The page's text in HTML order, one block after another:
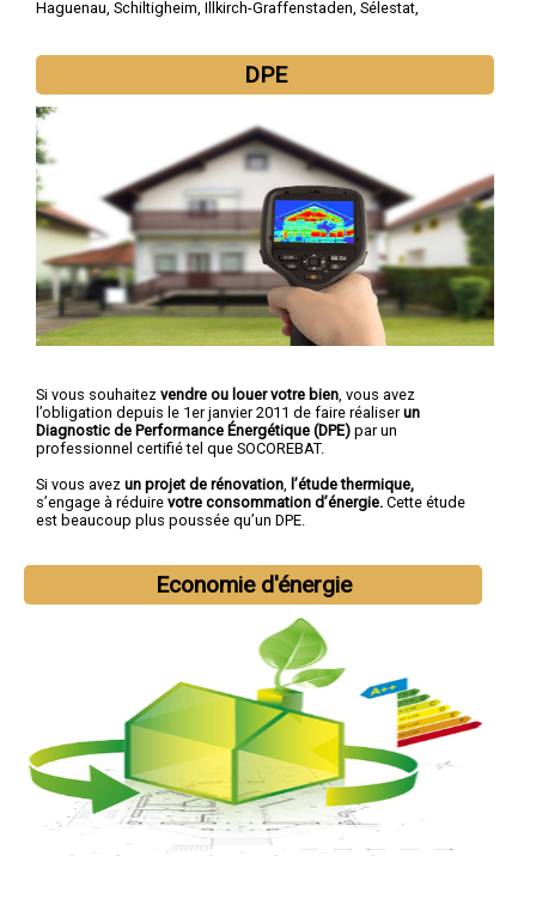
Haguenau, Schiltigheim, Illkirch-Graffenstaden, Sélestat,
DPE
Si vous souhaitez vendre ou louer votre bien , vous avez
l’obligation depuis le 1er janvier 2011 de faire réaliserun
Diagnostic de Performance Énergétique (DPE) par un
professionnel certifié tel que SOCOREBAT.
Si vous avez un projet de rénovation l’étude thermique,
s’engage à réduire votre consommation d’énergie. Cette étude
est beaucoup plus poussée qu’un DPE.
Economie d'énergie